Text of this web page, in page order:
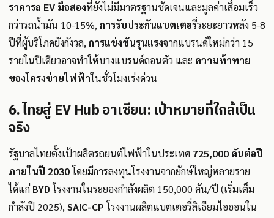
ราคารถ EV มือสองที่ยังไม่มีมาตรฐานชัดเจนและมูลค่าเสื่อมเร็ว
กว่ารถน้ำมัน 10-15%, การรับประกันแบตเตอรี่ระยะยาวหลัง 5-8
ปีที่ผู้บริโภคยังกังวล, การแข่งขันรุนแรงจากแบรนด์ใหม่กว่า 15
รายในปีเดียวอาจทำให้บางแบรนด์ถอนตัว และ ความท้าทาย
ของโครงข่ายไฟฟ้าในชั่วโมงเร่งด่วน
6. ไทยสู่ EV Hub อาเซียน: เป้าหมายที่ใกล้เป็น
จริง
รัฐบาลไทยตั้งเป้าผลิตรถยนต์ไฟฟ้าในประเทศ 725,000 คันต่อปี
ภายในปี 2030โดยมีการลงทุนโรงงานจากยักษ์ใหญ่หลายราย
ได้แก่ BYDโรงงานในระยองกำลังผลิต 150,000 คัน/ปี (เริ่มเต็ม
กำลังปี 2025), SAIC-CPโรงงานผลิตแบตเตอรี่ลิเธียมไอออนใน